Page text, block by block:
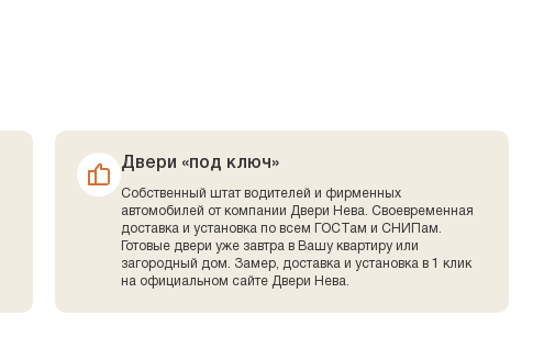
Двери «под ключ»
Собственный штат водителей и фирменных
автомобилей от компании Двери Нева. Своевременная
доставка и установка по всем ГОСТам и СНИПам.
Готовые двери уже завтра в Вашу квартиру или
загородный дом. Замер, доставка и установка в 1 клик
на официальном сайте Двери Нева.